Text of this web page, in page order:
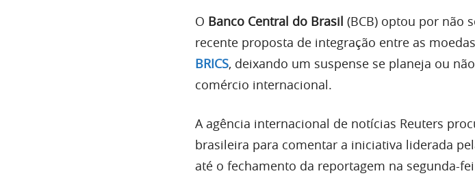
O Banco Central do Brasil (BCB) optou por não
recente proposta de integração entre as
BRICS, deixando um suspense se planeja ou
comércio internacional.
A agência internacional de notícias Reuters
brasileira para comentar a iniciativa liderada
até o fechamento da reportagem na segunda-